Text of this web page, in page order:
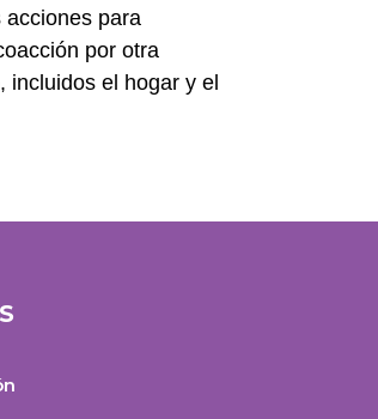
acciones para
por otra
el hogar y el